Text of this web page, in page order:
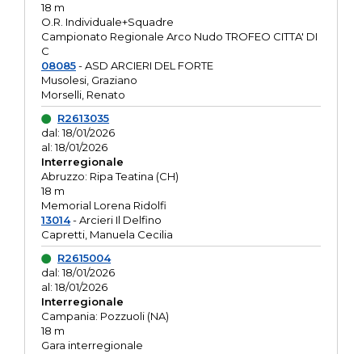
18 m
O.R. Individuale+Squadre
Campionato Regionale Arco Nudo TROFEO CITTA' DI
C
08085- ASD ARCIERI DEL FORTE
Musolesi, Graziano
Morselli, Renato
R2613035
dal: 18/01/2026
al: 18/01/2026
Interregionale
Abruzzo: Ripa Teatina (CH)
18 m
Memorial Lorena Ridolfi
13014- Arcieri Il Delfino
Capretti, Manuela Cecilia
R2615004
dal: 18/01/2026
al: 18/01/2026
Interregionale
Campania: Pozzuoli (NA)
18 m
Gara interregionale